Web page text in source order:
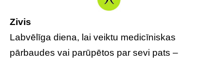
Zivis
Labvēlīga diena, lai veiktu medicīniskas
pārbaudes vai parūpētos par sevi pats –